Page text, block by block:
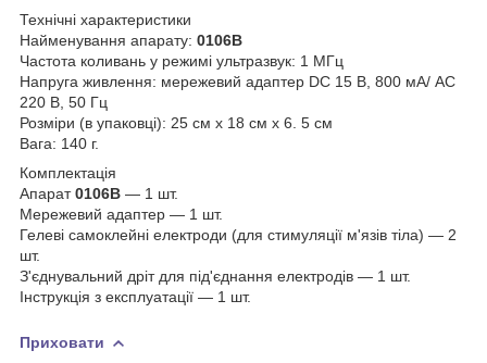
Технічні характеристики
Найменування апарату: 0106B
Частота коливань у режимі ультразвук: 1 МГц
Напруга живлення: мережевий адаптер DC 15 В, 800 мА/ АС
220 В, 50 Гц
Розміри (в упаковці): 25 см х 18 см х 6. 5 см
Вага: 140 г.
Комплектація
Апарат0106B — 1 шт.
Мережевий адаптер — 1 шт.
Гелеві самоклейні електроди (для стимуляції м'язів тіла) — 2
шт.
З'єднувальний дріт для під'єднання електродів — 1 шт.
Інструкція з експлуатації — 1 шт.
Приховати